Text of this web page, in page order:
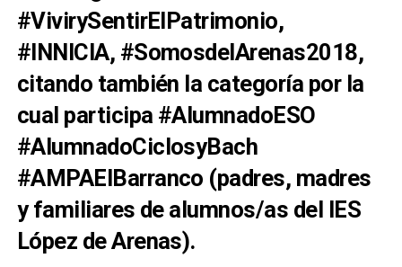
#VivirySentirElPatrimonio,
#INNICIA, #SomosdelArenas2018,
citando también la categoría por la
cual participa #AlumnadoESO
#AlumnadoCiclosyBach
#AMPAElBarranco (padres, madres
y familiares de alumnos/as del IES
López de Arenas).